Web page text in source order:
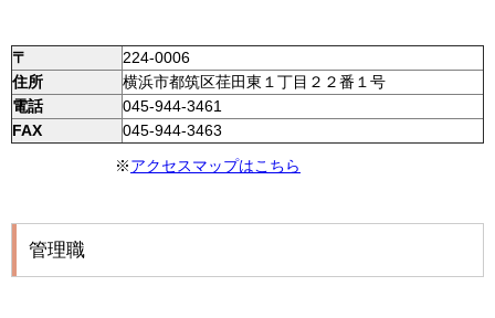
〒
224‐0006
住所
横浜市都筑区荏田東１丁目２２番１号
電話
045-944‐3461
FAX
045-944‐3463
※アクセスマップはこちら
管理職